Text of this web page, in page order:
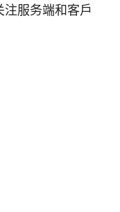
服务端和客户